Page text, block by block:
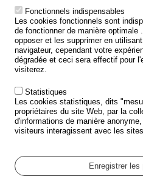
ÉTAT DE L’INSÉCURITÉ ROUTIÈRE
TRAITEMENT DES DONNÉES
LA ROUTE
ETUDES ET RECHERCHES
APPEL À PROJETS
POLITIQUE DE SÉCURITÉ ROUTIÈRE
Outils
AGENDA
GLOSSAIRE
Cookie settings
Fonctionnels indispensables
Les cookies fonctionnels sont
de fonctionner de manière
opposer et les supprimer en
navigateur, cependant votre
dégradée et ceci sera effectif pour
visiterez.
Statistiques
Les cookies statistiques, dits
propriétaires du site Web, par la
d'informations de manière
visiteurs interagissent avec les
Enregistrer les